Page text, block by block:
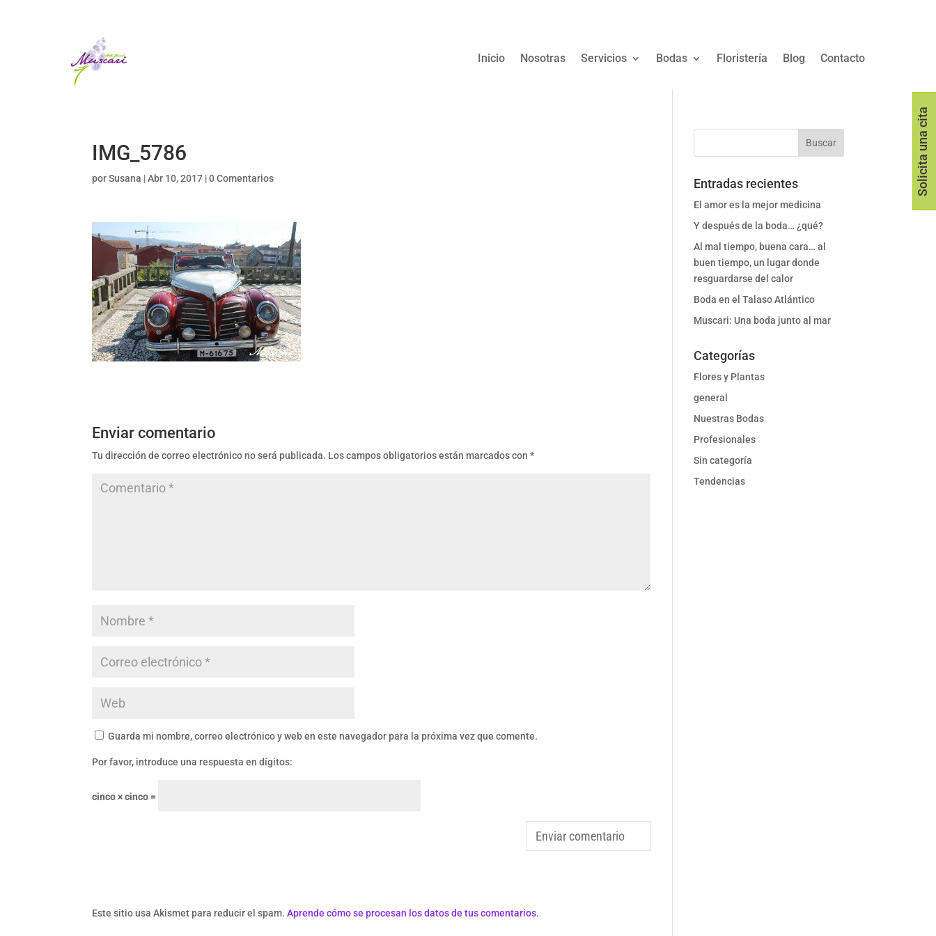
Inicio Nosotras Servicios Bodas Floristería Blog Contacto
IMG_5786
porSusana |Abr 10, 2017 |0 Comentarios
Enviar comentario
Tu dirección de correo electrónico no será publicada. Los campos obligatorios están marcados con *
Guarda mi nombre, correo electrónico y web en este navegador para la próxima vez que comente.
Por favor, introduce una respuesta en dígitos:
cinco × cinco =
Este sitio usa Akismet para reducir el spam. Aprende cómo se procesan los datos de tus comentarios.
Entradas recientes
El amor es la mejor medicina
Y después de la boda… ¿qué?
Al mal tiempo, buena cara… al
buen tiempo, un lugar donde
resguardarse del calor
Boda en el Talaso Atlántico
Muscari: Una boda junto al mar
Categorías
Flores y Plantas
general
Nuestras Bodas
Profesionales
Sin categoría
Tendencias
Solicita una cita